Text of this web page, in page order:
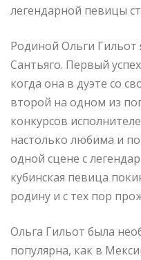
легендарной певицы
Родиной Ольги Гильот
Сантьяго. Первый
когда она в дуэте со
второй на одном из
конкурсов
настолько любима и
одной сцене с
кубинская певица
родину и с тех пор
Ольга Гильот была
популярна, как в